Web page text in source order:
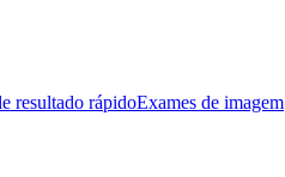
resultado rápidoExames de imagem